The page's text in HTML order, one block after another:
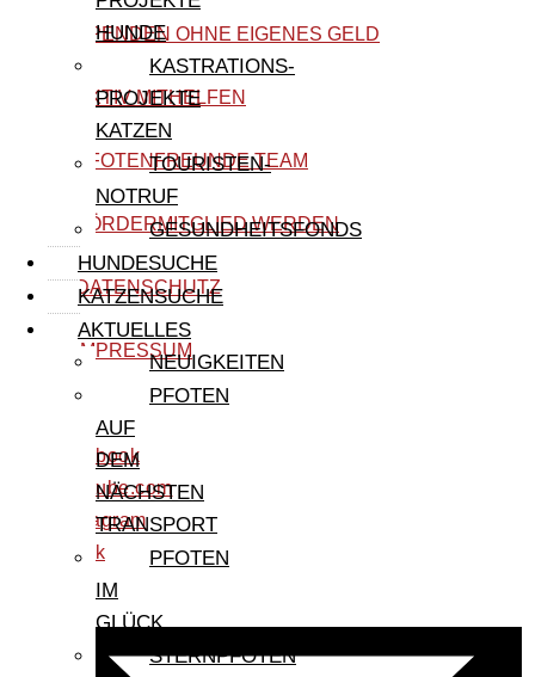
HUNDE
KASTRATIONS-
PROJEKTE
KATZEN
TOURISTEN-
NOTRUF
GESUNDHEITSFONDS
HUNDESUCHE
KATZENSUCHE
AKTUELLES
NEUIGKEITEN
PFOTEN
AUF
DEM
NÄCHSTEN
TRANSPORT
PFOTEN
IM
GLÜCK
STERNPFOTEN
SPENDEN OHNE EIGENES GELD
AKTIV MITHELFEN
PFOTENFREUNDE TEAM
FÖRDERMITGLIED WERDEN
DATENSCHUTZ
IMPRESSUM
facebook
youtube.com
instagram
tiktok